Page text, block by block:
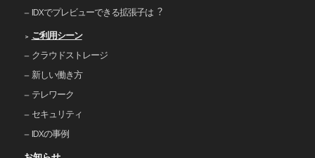
IDXでプレビューできる拡張⼦は︖
ご利⽤シーン
クラウドストレージ
新しい働き⽅
テレワーク
セキュリティ
IDXの事例